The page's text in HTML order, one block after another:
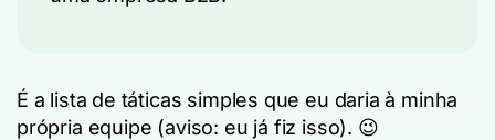
É a lista de táticas simples que eu daria à minha
própria equipe (aviso: eu já fiz isso). 😉